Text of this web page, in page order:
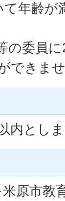
年齢が
の委員
できま
内とし
原市教